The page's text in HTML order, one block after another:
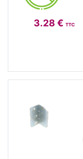
3.28 € TTC